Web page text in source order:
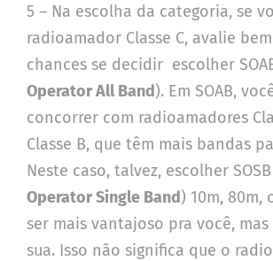
5 – Na escolha da categoria, se
radioamador Classe C, avalie
chances se decidir escolher
Operator All Band). Em SOAB,
concorrer com radioamadores
Classe B, que têm mais bandas
Neste caso, talvez, escolher
Operator Single Band) 10m, 80m,
ser mais vantajoso pra você,
sua. Isso não significa que o